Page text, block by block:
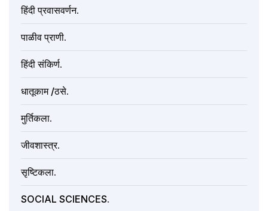
हिंदी प्रवासवर्णन.
पाळीव प्राणी.
हिंदी संकिर्ण.
धातूकाम /ठसे.
मुर्तिकला.
जीवशास्त्र.
सृष्टिकला.
SOCIAL SCIENCES.